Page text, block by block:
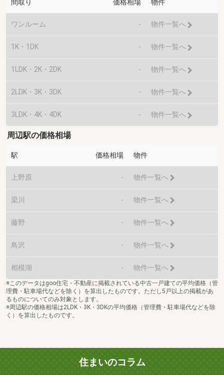
間取り 価格相場 物件
ワンルーム - 物件一覧へ
1K・1DK - 物件一覧へ
1LDK・2K・2DK - 物件一覧へ
2LDK・3K・3DK - 物件一覧へ
3LDK・4K・4DK - 物件一覧へ
周辺駅の価格相場
駅 価格相場 物件
上野原 - 物件一覧へ
梁川 - 物件一覧へ
藤野 - 物件一覧へ
鳥沢 - 物件一覧へ
相模湖 - 物件一覧へ
※このデータはgoo住宅・不動産に掲載されている中古一戸建ての平均価格（管
理費・駐車場代などを除く）を算出したものです。ただし5戸以上の掲載があ
るものについてのみ対象とします。
※周辺駅の価格相場は2LDK・3K・3DKの平均価格（管理費・駐車場代などを除
く）を算出したものです。
住まいのコラム